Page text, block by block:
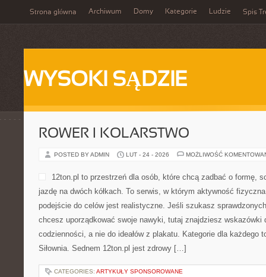
Strona główna Archiwum Domy Kategorie Ludzie Spis
WYSOKI SĄDZIE
ROWER I KOLARSTWO
POSTED BY ADMIN LUT - 24 - 2026 MOŻLIWOŚĆ
12ton.pl to przestrzeń dla osób, które chcą zadbać o formę,
jazdę na dwóch kółkach. To serwis, w którym aktywność
podejście do celów jest realistyczne. Jeśli szukasz
chcesz uporządkować swoje nawyki, tutaj znajdziesz wskazówki
codzienności, a nie do ideałów z plakatu. Kategorie dla każdego
Siłownia. Sednem 12ton.pl jest zdrowy […]
CATEGORIES: ARTYKUŁY SPONSOROWANE